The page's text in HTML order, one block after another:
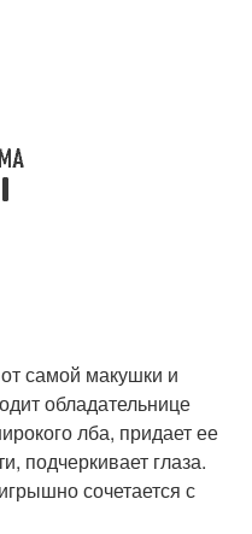
самой макушки и
обладательнице
лба, придает ее
подчеркивает глаза.
сочетается с